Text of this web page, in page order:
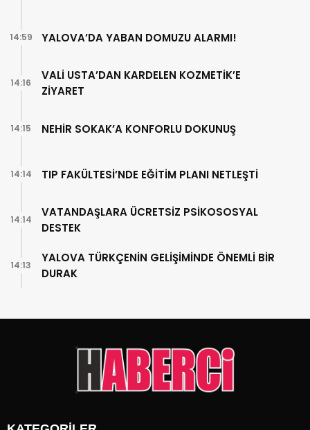
YALOVA’DA YABAN DOMUZU ALARMI!
14:59
VALİ USTA’DAN KARDELEN KOZMETİK’E
ZİYARET
14:16
NEHİR SOKAK’A KONFORLU DOKUNUŞ
14:15
TIP FAKÜLTESİ’NDE EĞİTİM PLANI NETLEŞTİ
14:14
VATANDAŞLARA ÜCRETSİZ PSİKOSOSYAL
DESTEK
14:14
YALOVA TÜRKÇENİN GELİŞİMİNDE ÖNEMLİ BİR
DURAK
14:13